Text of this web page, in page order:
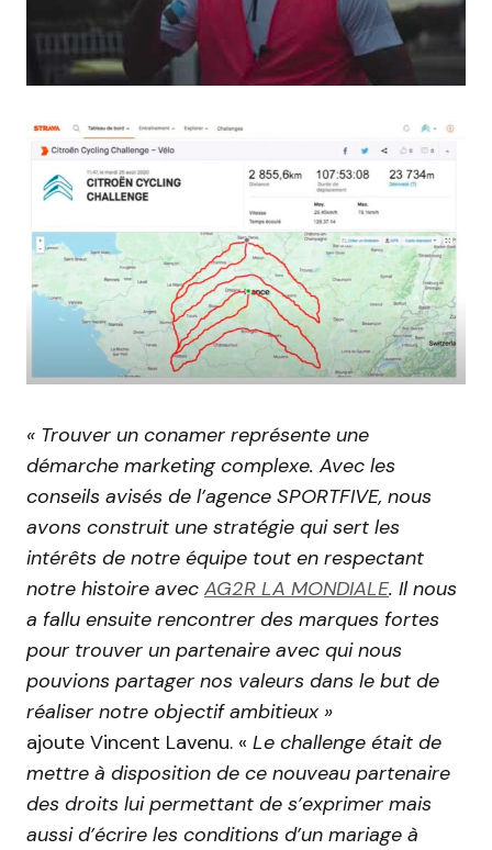
« Trouver un conamer représente une
démarche marketing complexe. Avec les
conseils avisés de l’agence SPORTFIVE, nous
avons construit une stratégie qui sert les
intérêts de notre équipe tout en respectant
notre histoire avec AG2R LA MONDIALE. Il nous
a fallu ensuite rencontrer des marques fortes
pour trouver un partenaire avec qui nous
pouvions partager nos valeurs dans le but de
réaliser notre objectif ambitieux »
ajoute Vincent Lavenu. « Le challenge était de
mettre à disposition de ce nouveau partenaire
des droits lui permettant de s’exprimer mais
aussi d’écrire les conditions d’un mariage à